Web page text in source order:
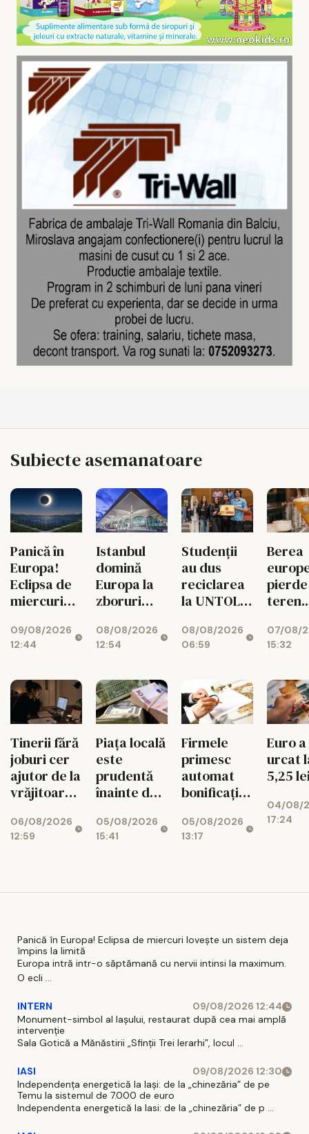
Subiecte asemanatoare
Panică în
Europa!
Eclipsa de
miercuri
sistem deja
împins la
09/08/2026
12:44
Istanbul
domină
Europa la
zboruri
Unde e
Bucureștiul
08/08/2026
12:54
Studenții
au dus
reciclarea
la UNTOLD
cu
superstiții
08/08/2026
06:59
Berea
pierde
teren.
UE au
07/08/
15:32
Tinerii fără
joburi cer
ajutor de la
vrăjitoare
06/08/2026
12:59
Piața locală
este
prudentă
înainte de
Moody's
05/08/2026
15:41
Firmele
primesc
automat
bonificația
impozit
05/08/2026
13:17
Euro a
urcat
5,25
04/08/
17:24
Panică în Europa! Eclipsa de miercuri lovește un sistem deja
împins la limită
Europa intră intr-o săptămană cu nervii intinsi la maximum.
O ecli ...
INTERN
09/08/2026 12:44
Monument-simbol al Iaşului, restaurat după cea mai amplă
intervenţie
Sala Gotică a Mănăstirii „Sfinţii Trei Ierarhi”, locul ...
IASI
09/08/2026 12:30
Independența energetică la Iași: de la „chinezăria” de pe
Temu la sistemul de 7.000 de euro
Independenta energetică la Iasi: de la „chinezăria” de p ...